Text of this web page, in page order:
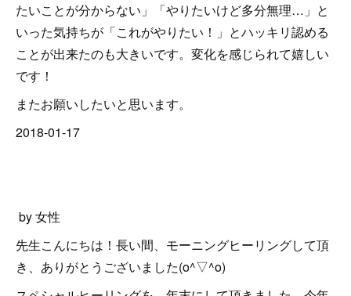
たいことが分からない」「やりたいけど多分無理…」と
いった気持ちが「これがやりたい！」とハッキリ認める
ことが出来たのも大きいです。変化を感じられて嬉しい
です！
またお願いしたいと思います。
2018-01-17
by 女性
先生こんにちは！長い間、モーニングヒーリングして頂
き、ありがとうございました(o^▽^o)